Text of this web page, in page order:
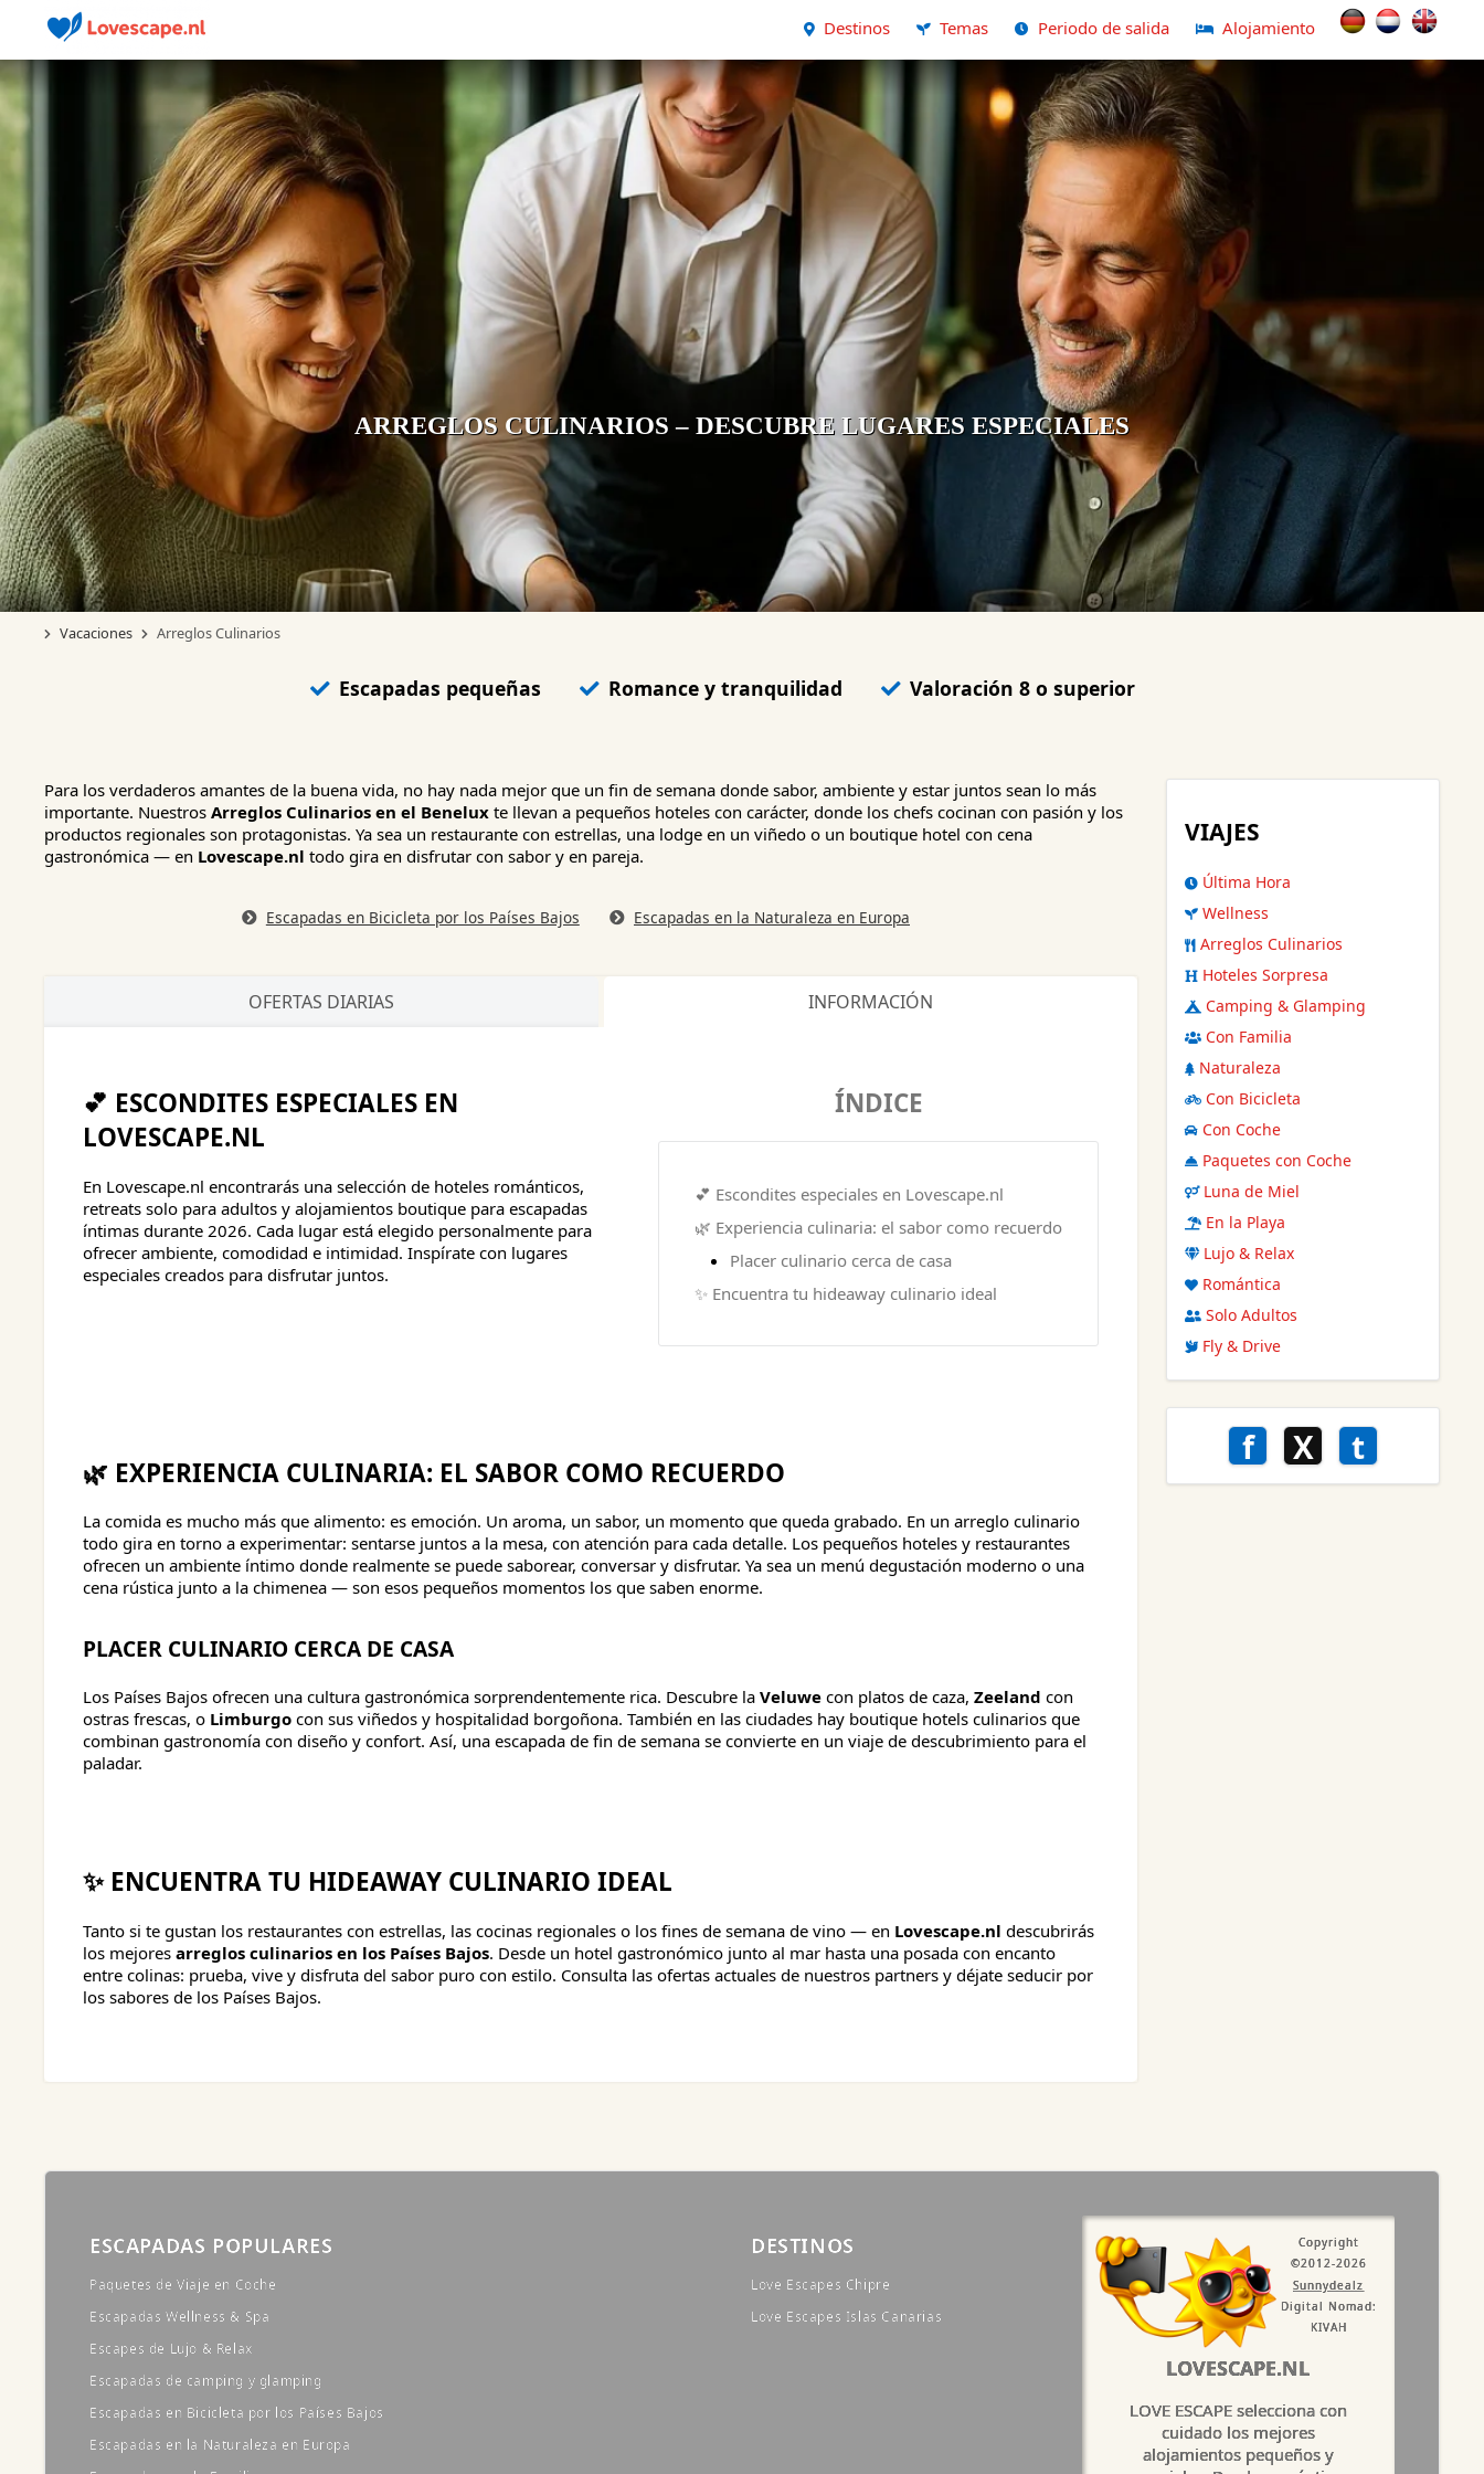
Seleccione su
Destinos Temas Periodo de salida Alojamiento
ARREGLOS CULINARIOS – DESCUBRE LUGARES ESPECIALES
Vacaciones Arreglos Culinarios
Escapadas pequeñas Romance y tranquilidad Valoración 8 o superior
Para los verdaderos amantes de la buena vida, no hay nada mejor que un fin de semana donde sabor, ambiente y estar juntos sean lo más
importante. Nuestros Arreglos Culinarios en el Benelux te llevan a pequeños hoteles con carácter, donde los chefs cocinan con pasión y los
productos regionales son protagonistas. Ya sea un restaurante con estrellas, una lodge en un viñedo o un boutique hotel con cena
gastronómica — en Lovescape.nl todo gira en disfrutar con sabor y en pareja.
Escapadas en Bicicleta por los Países Bajos Escapadas en la Naturaleza en Europa
OFERTAS DIARIAS INFORMACIÓN
ÍNDICE
💕 Escondites especiales en Lovescape.nl
🌿 Experiencia culinaria: el sabor como recuerdo
Placer culinario cerca de casa
✨ Encuentra tu hideaway culinario ideal
💕 ESCONDITES ESPECIALES EN
LOVESCAPE.NL
En Lovescape.nl encontrarás una selección de hoteles románticos,
retreats solo para adultos y alojamientos boutique para escapadas
íntimas durante 2026. Cada lugar está elegido personalmente para
ofrecer ambiente, comodidad e intimidad. Inspírate con lugares
especiales creados para disfrutar juntos.
🌿 EXPERIENCIA CULINARIA: EL SABOR COMO RECUERDO
La comida es mucho más que alimento: es emoción. Un aroma, un sabor, un momento que queda grabado. En un arreglo culinario
todo gira en torno a experimentar: sentarse juntos a la mesa, con atención para cada detalle. Los pequeños hoteles y restaurantes
ofrecen un ambiente íntimo donde realmente se puede saborear, conversar y disfrutar. Ya sea un menú degustación moderno o una
cena rústica junto a la chimenea — son esos pequeños momentos los que saben enorme.
PLACER CULINARIO CERCA DE CASA
Los Países Bajos ofrecen una cultura gastronómica sorprendentemente rica. Descubre la Veluwecon platos de caza, Zeeland con
ostras frescas, o Limburgocon sus viñedos y hospitalidad borgoñona. También en las ciudades hay boutique hotels culinarios que
combinan gastronomía con diseño y confort. Así, una escapada de fin de semana se convierte en un viaje de descubrimiento para el
paladar.
✨ ENCUENTRA TU HIDEAWAY CULINARIO IDEAL
Tanto si te gustan los restaurantes con estrellas, las cocinas regionales o los fines de semana de vino — en Lovescape.nl descubrirás
los mejores arreglos culinarios en los Países Bajos. Desde un hotel gastronómico junto al mar hasta una posada con encanto
entre colinas: prueba, vive y disfruta del sabor puro con estilo. Consulta las ofertas actuales de nuestros partners y déjate seducir por
los sabores de los Países Bajos.
VIAJES
Última Hora
Wellness
Arreglos Culinarios
Hoteles Sorpresa
Camping & Glamping
Con Familia
Naturaleza
Con Bicicleta
Con Coche
Paquetes con Coche
Luna de Miel
En la Playa
Lujo & Relax
Romántica
Solo Adultos
Fly & Drive
f X t
ESCAPADAS POPULARES
Paquetes de Viaje en Coche
Escapadas Wellness & Spa
Escapes de Lujo & Relax
Escapadas de camping y glamping
Escapadas en Bicicleta por los Países Bajos
Escapadas en la Naturaleza en Europa
DESTINOS
Love Escapes Chipre
Love Escapes Islas Canarias
Copyright
©2012-2026
Sunnydealz
Digital Nomad:
KIVAH
LOVESCAPE.NL
LOVE ESCAPE selecciona con
cuidado los mejores
alojamientos pequeños y